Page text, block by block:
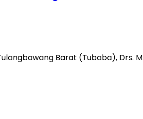
Barat (Tubaba), Drs.